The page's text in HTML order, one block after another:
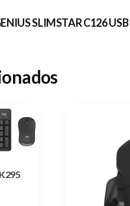
SLIMSTAR C126